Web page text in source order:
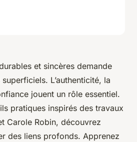
et sincères demande
L’authenticité, la
jouent un rôle essentiel.
pratiques inspirés des travaux
Carole Robin, découvrez
des liens profonds. Apprenez